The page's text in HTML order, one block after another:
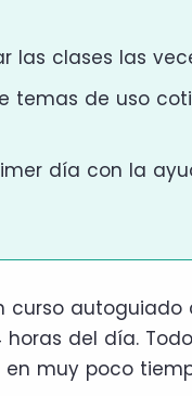
las clases las
temas de uso
día con la
autoguiado
del día.
muy poco